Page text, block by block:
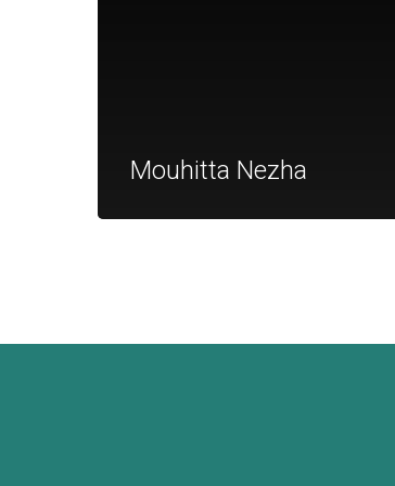
Mouhitta Nezha